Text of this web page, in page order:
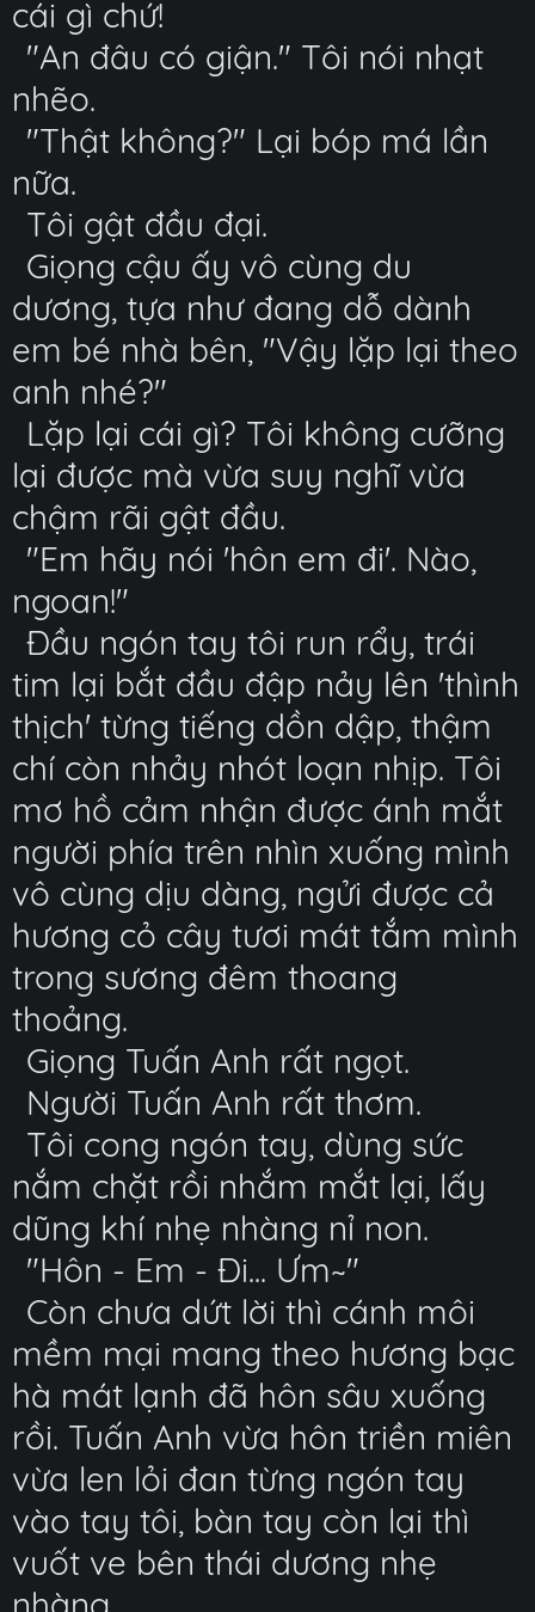
cái gì chứ!
"An đâu có giận." Tôi nói nhạt
nhẽo.
"Thật không?" Lại bóp má lần
nữa.
Tôi gật đầu đại.
Giọng cậu ấy vô cùng du
dương, tựa như đang dỗ dành
em bé nhà bên, "Vậy lặp lại theo
anh nhé?"
Lặp lại cái gì? Tôi không cưỡng
lại được mà vừa suy nghĩ vừa
chậm rãi gật đầu.
"Em hãy nói 'hôn em đi'. Nào,
ngoan!"
Đầu ngón tay tôi run rẩy, trái
tim lại bắt đầu đập nảy lên 'thình
thịch' từng tiếng dồn dập, thậm
chí còn nhảy nhót loạn nhịp. Tôi
mơ hồ cảm nhận được ánh mắt
người phía trên nhìn xuống mình
vô cùng dịu dàng, ngửi được cả
hương cỏ cây tươi mát tắm mình
trong sương đêm thoang
thoảng.
Giọng Tuấn Anh rất ngọt.
Người Tuấn Anh rất thơm.
Tôi cong ngón tay, dùng sức
nắm chặt rồi nhắm mắt lại, lấy
dũng khí nhẹ nhàng nỉ non.
"Hôn - Em - Đi... Ưm~"
Còn chưa dứt lời thì cánh môi
mềm mại mang theo hương bạc
hà mát lạnh đã hôn sâu xuống
rồi. Tuấn Anh vừa hôn triền miên
vừa len lỏi đan từng ngón tay
vào tay tôi, bàn tay còn lại thì
vuốt ve bên thái dương nhẹ